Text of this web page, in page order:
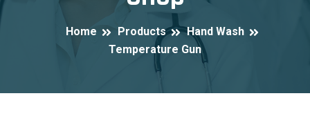
Home Products
Hand Wash
Temperature Gun